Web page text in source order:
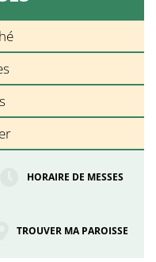
HORAIRE DE MESSES
TROUVER MA PAROISSE